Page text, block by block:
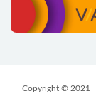
Copyright © 2021